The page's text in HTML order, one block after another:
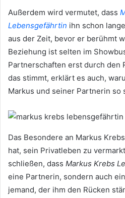
Außerdem wird vermutet, dass
Lebensgefährtin ihn schon
aus der Zeit, bevor er berühmt
Beziehung ist selten im
Partnerschaften erst durch den
das stimmt, erklärt es auch,
Markus und seiner Partnerin so
Das Besondere an Markus
hat, sein Privatleben zu
schließen, dass Markus Krebs
eine Partnerin, sondern auch
jemand, der ihm den Rücken